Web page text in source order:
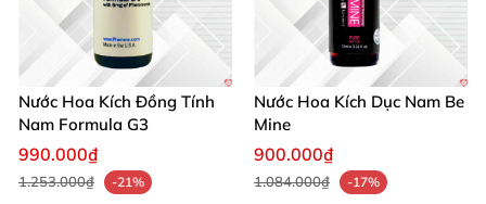
Nước Hoa Kích Đồng Tính
Nam Formula G3
990.000₫
1.253.000₫ -21%
Nước Hoa Kích Dục Nam Be
Mine
900.000₫
1.084.000₫ -17%